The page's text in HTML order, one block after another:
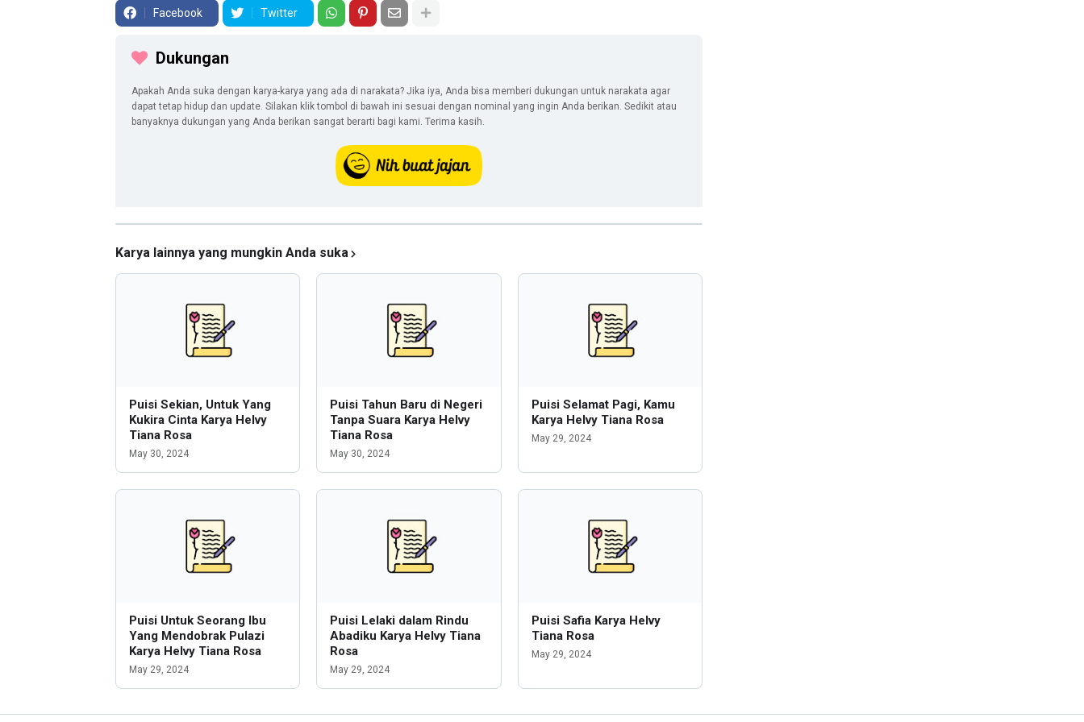
Facebook Twitter
Dukungan
Apakah Anda suka dengan karya-karya yang ada di narakata? Jika iya, Anda bisa memberi dukungan untuk narakata agar
dapat tetap hidup dan update. Silakan klik tombol di bawah ini sesuai dengan nominal yang ingin Anda berikan. Sedikit atau
banyaknya dukungan yang Anda berikan sangat berarti bagi kami. Terima kasih.
Karya lainnya yang mungkin Anda suka
Puisi Sekian, Untuk Yang
Kukira Cinta Karya Helvy
Tiana Rosa
May 30, 2024
Puisi Tahun Baru di Negeri
Tanpa Suara Karya Helvy
Tiana Rosa
May 30, 2024
Puisi Selamat Pagi, Kamu
Karya Helvy Tiana Rosa
May 29, 2024
Puisi Untuk Seorang Ibu
Yang Mendobrak Pulazi
Karya Helvy Tiana Rosa
May 29, 2024
Puisi Lelaki dalam Rindu
Abadiku Karya Helvy Tiana
Rosa
May 29, 2024
Puisi Safia Karya Helvy
Tiana Rosa
May 29, 2024